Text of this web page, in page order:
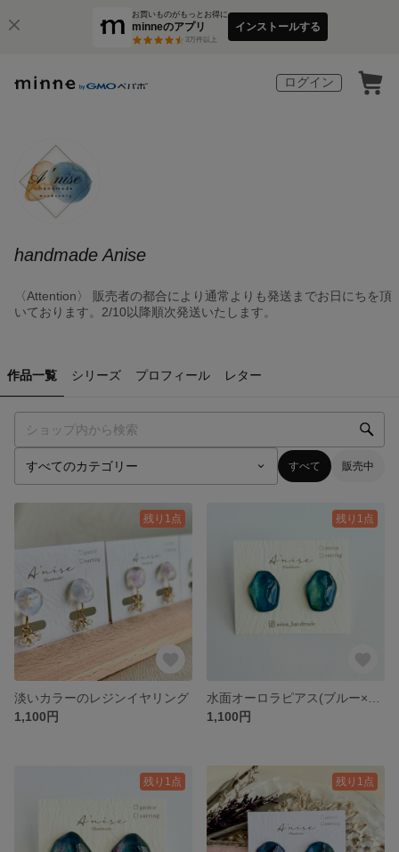
お買いものがもっとお得に
minneのアプリ
3万件以上
インストールする
ログイン
handmade Anise
〈Attention〉 販売者の都合により通常よりも発送までお日にちを頂
いております。2/10以降順次発送いたします。
作品一覧 シリーズ プロフィール レター
すべて 販売中
残り1点
淡いカラーのレジンイヤリング
1,100円
残り1点
1,100円
残り1点 残り1点